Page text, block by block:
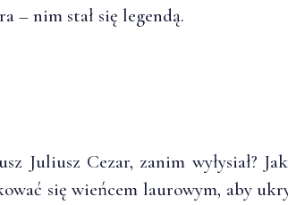
– nim stał się legendą.
Juliusz Cezar, zanim wyłysiał?
się wieńcem laurowym, aby